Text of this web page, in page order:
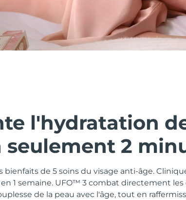
l'hydratation
seulement 2
bienfaits de 5 soins du visage anti-âge.
en 1 semaine. UFO™ 3 combat directement
de la peau avec l'âge, tout en